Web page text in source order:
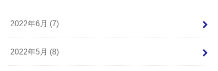
2022年6月 (7)
2022年5月 (8)